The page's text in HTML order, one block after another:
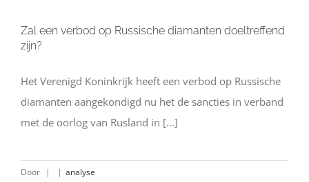
Zal een verbod op Russische diamanten doeltreffend
zijn?
Het Verenigd Koninkrijk heeft een verbod op Russische
diamanten aangekondigd nu het de sancties in verband
met de oorlog van Rusland in [...]
Door | | analyse